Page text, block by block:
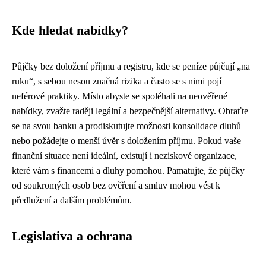
Kde hledat nabídky?
Půjčky bez doložení příjmu a registru, kde se peníze půjčují „na
ruku“, s sebou nesou značná rizika a často se s nimi pojí
neférové praktiky. Místo abyste se spoléhali na neověřené
nabídky, zvažte raději legální a bezpečnější alternativy. Obraťte
se na svou banku a prodiskutujte možnosti konsolidace dluhů
nebo požádejte o menší úvěr s doložením příjmu. Pokud vaše
finanční situace není ideální, existují i neziskové organizace,
které vám s financemi a dluhy pomohou. Pamatujte, že půjčky
od soukromých osob bez ověření a smluv mohou vést k
předlužení a dalším problémům.
Legislativa a ochrana